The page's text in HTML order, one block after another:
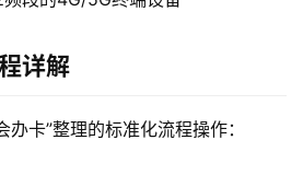
详解
卡”整理的标准化流程操作：